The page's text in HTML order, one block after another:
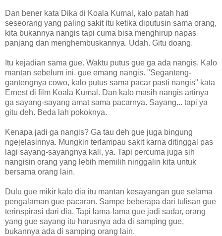
Dan bener kata Dika di Koala Kumal, kalo patah hati
seseorang yang paling sakit itu ketika diputusin sama orang,
kita bukannya nangis tapi cuma bisa menghirup napas
panjang dan menghembuskannya. Udah. Gitu doang.
Itu kejadian sama gue. Waktu putus gue ga ada nangis. Kalo
mantan sebelum ini, gue emang nangis. "Seganteng-
gantengnya cowo, kalo putus sama pacar pasti nangis" kata
Ernest di film Koala Kumal. Dan kalo masih nangis artinya
ga sayang-sayang amat sama pacarnya. Sayang... tapi ya
gitu deh. Beda lah pokoknya.
Kenapa jadi ga nangis? Ga tau deh gue juga bingung
ngejelasinnya. Mungkin terlampau sakit karna ditinggal pas
lagi sayang-sayangnya kali, ya. Tapi percuma juga sih
nangisin orang yang lebih memilih ninggalin kita untuk
bersama orang lain.
Dulu gue mikir kalo dia itu mantan kesayangan gue selama
pengalaman gue pacaran. Sampe beberapa dari tulisan gue
terinspirasi dari dia. Tapi lama-lama gue jadi sadar, orang
yang gue sayang itu harusnya ada di samping gue,
bukannya ada di samping orang lain.